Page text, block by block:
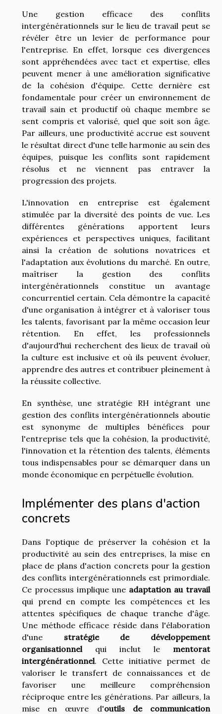
Une gestion efficace des conflits
intergénérationnels sur le lieu de travail peut se
révéler être un levier de performance pour
l'entreprise. En effet, lorsque ces divergences
sont appréhendées avec tact et expertise, elles
peuvent mener à une amélioration significative
de la cohésion d'équipe. Cette dernière est
fondamentale pour créer un environnement de
travail sain et productif où chaque membre se
sent compris et valorisé, quel que soit son âge.
Par ailleurs, une productivité accrue est souvent
le résultat direct d'une telle harmonie au sein des
équipes, puisque les conflits sont rapidement
résolus et ne viennent pas entraver la
progression des projets.
L'innovation en entreprise est également
stimulée par la diversité des points de vue. Les
différentes générations apportent leurs
expériences et perspectives uniques, facilitant
ainsi la création de solutions novatrices et
l'adaptation aux évolutions du marché. En outre,
maîtriser la gestion des conflits
intergénérationnels constitue un avantage
concurrentiel certain. Cela démontre la capacité
d'une organisation à intégrer et à valoriser tous
les talents, favorisant par la même occasion leur
rétention. En effet, les professionnels
d'aujourd'hui recherchent des lieux de travail où
la culture est inclusive et où ils peuvent évoluer,
apprendre des autres et contribuer pleinement à
la réussite collective.
En synthèse, une stratégie RH intégrant une
gestion des conflits intergénérationnels aboutie
est synonyme de multiples bénéfices pour
l'entreprise tels que la cohésion, la productivité,
l'innovation et la rétention des talents, éléments
tous indispensables pour se démarquer dans un
monde économique en perpétuelle évolution.
Implémenter des plans d'action
concrets
Dans l'optique de préserver la cohésion et la
productivité au sein des entreprises, la mise en
place de plans d'action concrets pour la gestion
des conflits intergénérationnels est primordiale.
Ce processus implique une adaptation au travail
qui prend en compte les compétences et les
attentes spécifiques de chaque tranche d'âge.
Une méthode efficace réside dans l'élaboration
d'une stratégie de développement
organisationnel qui inclut le mentorat
intergénérationnel. Cette initiative permet de
valoriser le transfert de connaissances et de
favoriser une meilleure compréhension
réciproque entre les générations. Par ailleurs, la
mise en œuvre d'outils de communication